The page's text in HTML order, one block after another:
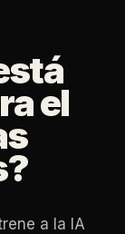
el
a la IA